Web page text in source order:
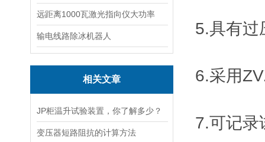
远距离1000瓦激光指向仪大功率
输电线路除冰机器人
相关文章
JP柜温升试验装置，你了解多少？
变压器短路阻抗的计算方法
5.具有过
6.采用
7.可记录